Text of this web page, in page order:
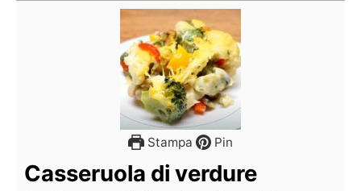
Stampa Pin
Casseruola di verdure